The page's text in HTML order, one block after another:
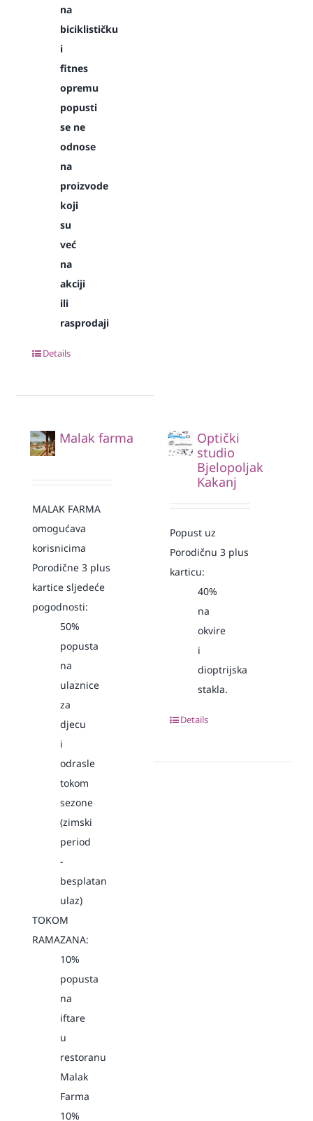
na
biciklističku
i
fitnes
opremu
popusti
se ne
odnose
na
proizvode
koji
su
već
na
akciji
ili
rasprodaji
Details
Malak farma
MALAK FARMA
omogućava
korisnicima
Porodične 3 plus
kartice sljedeće
pogodnosti:
50%
popusta
na
ulaznice
za
djecu
i
odrasle
tokom
sezone
(zimski
period
-
besplatan
ulaz)
TOKOM
RAMAZANA:
10%
popusta
na
iftare
u
restoranu
Malak
Farma
10%
Optički
studio
Bjelopoljak
Kakanj
Popust uz
Porodičnu 3 plus
karticu:
40%
na
okvire
i
dioptrijska
stakla.
Details